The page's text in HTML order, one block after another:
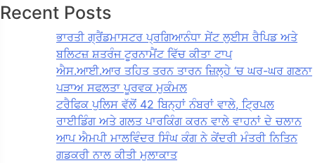
Recent Posts
ਭਾਰਤੀ ਗ੍ਰੈਂਡਮਾਸਟਰ ਪ੍ਰਗਿਆਨੰਧਾ ਸੇਂਟ ਲੁਈਸ ਰੈਪਿਡ ਅਤੇ
ਬਲਿਟਜ਼ ਸ਼ਤਰੰਜ ਟੂਰਨਾਮੈਂਟ ਵਿੱਚ ਕੀਤਾ ਟਾਪ
ਐਸ.ਆਈ.ਆਰ ਤਹਿਤ ਤਰਨ ਤਾਰਨ ਜ਼ਿਲ੍ਹੇ ‘ਚ ਘਰ-ਘਰ ਗਣਨਾ
ਪੜਾਅ ਸਫਲਤਾ ਪੂਰਵਕ ਮੁਕੰਮਲ
ਟਰੈਫਿਕ ਪੁਲਿਸ ਵੱਲੋਂ 42 ਬਿਨ੍ਹਾਂ ਨੰਬਰਾਂ ਵਾਲੇ, ਟ੍ਰਿਪਲ
ਰਾਈਡਿੰਗ ਅਤੇ ਗਲਤ ਪਾਰਕਿੰਗ ਕਰਨ ਵਾਲੇ ਵਾਹਨਾਂ ਦੇ ਚਲਾਨ
ਆਪ ਐਮਪੀ ਮਾਲਵਿੰਦਰ ਸਿੰਘ ਕੰਗ ਨੇ ਕੇਂਦਰੀ ਮੰਤਰੀ ਨਿਤਿਨ
ਗਡਕਰੀ ਨਾਲ ਕੀਤੀ ਮੁਲਾਕਾਤ